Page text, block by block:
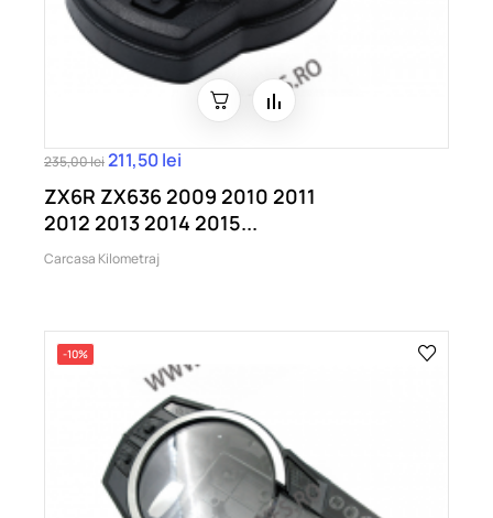
235,00 lei211,50 lei
ZX6R ZX636 2009 2010 2011
2012 2013 2014 2015...
Carcasa Kilometraj
-10%